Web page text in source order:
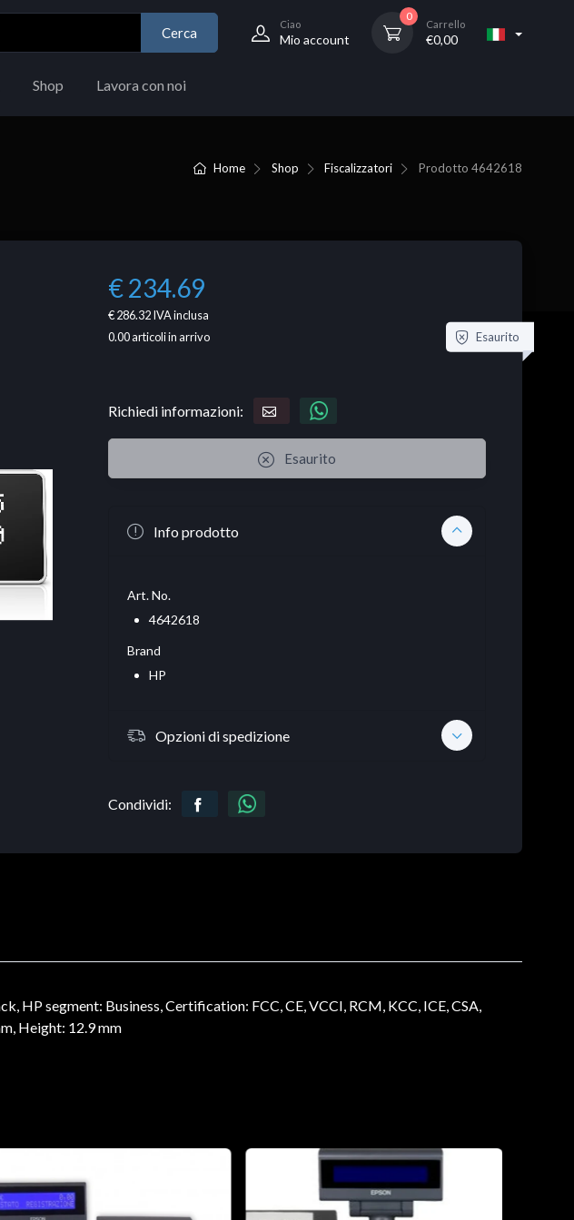
Cerca
Ciao
Mio account
0
Carrello
€0,00
Shop Lavora con noi
Home Shop Fiscalizzatori Prodotto 4642618
€ 234.69
€ 286.32IVA inclusa
0.00articoli in arrivo Esaurito
Richiedi informazioni:
Esaurito
Info prodotto
Art. No.
4642618
Brand
HP
Opzioni di spedizione
Condividi:
HP segment: Business, Certification: FCC, CE, VCCI, RCM, KCC, ICE, CSA,
Height: 12.9 mm